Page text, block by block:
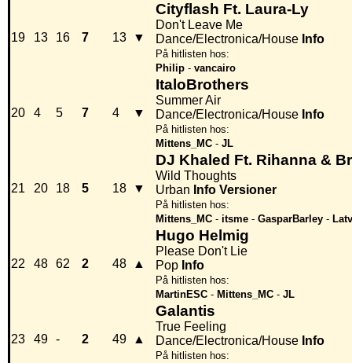
19 13 16 7 13 ▼
Cityflash Ft. Laura-Ly
Don't Leave Me
Dance/Electronica/House Info
På hitlisten hos:
Philip - vancairo
20 4 5 7 4 ▼
ItaloBrothers
Summer Air
Dance/Electronica/House Info
På hitlisten hos:
Mittens_MC - JL
21 20 18 5 18 ▼
DJ Khaled Ft. Rihanna &
Wild Thoughts
Urban Info Versioner
På hitlisten hos:
Mittens_MC - itsme - GasparBarley -
22 48 62 2 48 ▲
Hugo Helmig
Please Don't Lie
Pop Info
På hitlisten hos:
MartinESC - Mittens_MC - JL
23 49 - 2 49 ▲
Galantis
True Feeling
Dance/Electronica/House Info
På hitlisten hos: